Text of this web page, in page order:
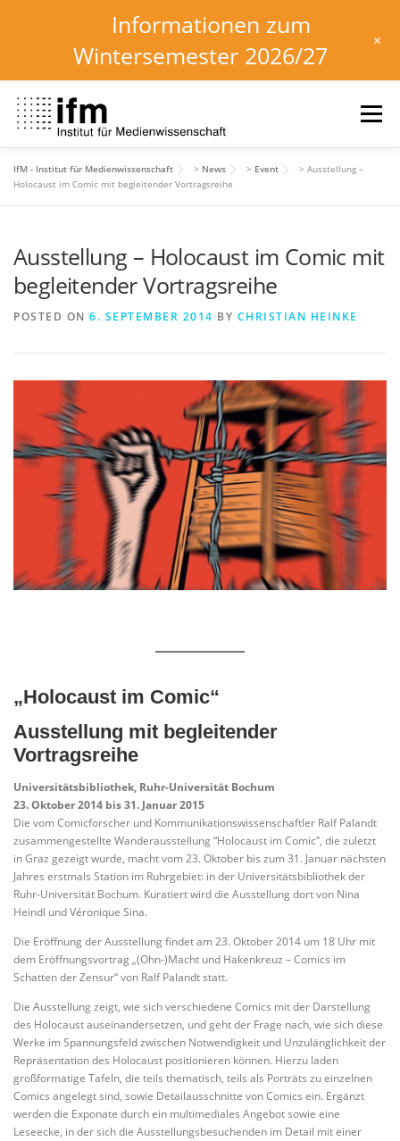
content
Menu
HOME NEWS KALENDER
INSTITUT FORSCHUNG DOWNLOADS
IfM - Institut für Medienwissenschaft > News > Event > Ausstellung –
Holocaust im Comic mit begleitender Vortragsreihe
Ausstellung – Holocaust im Comic mit
begleitender Vortragsreihe
POSTED ON 6. SEPTEMBER 2014 BY CHRISTIAN HEINKE
„Holocaust im Comic“
Ausstellung mit begleitender
Vortragsreihe
Universitätsbibliothek, Ruhr-Universität Bochum
23. Oktober 2014 bis 31. Januar 2015
Die vom Comicforscher und Kommunikationswissenschaftler Ralf Palandt
zusammengestellte Wanderausstellung “Holocaust im Comic”, die zuletzt
in Graz gezeigt wurde, macht vom 23. Oktober bis zum 31. Januar nächsten
Jahres erstmals Station im Ruhrgebiet: in der Universitätsbibliothek der
Ruhr-Universität Bochum. Kuratiert wird die Ausstellung dort von Nina
Heindl und Véronique Sina.
Die Eröffnung der Ausstellung findet am 23. Oktober 2014 um 18 Uhr mit
dem Eröffnungsvortrag „(Ohn-)Macht und Hakenkreuz – Comics im
Schatten der Zensur“ von Ralf Palandt statt.
Die Ausstellung zeigt, wie sich verschiedene Comics mit der Darstellung
des Holocaust auseinandersetzen, und geht der Frage nach, wie sich diese
Werke im Spannungsfeld zwischen Notwendigkeit und Unzulänglichkeit der
Repräsentation des Holocaust positionieren können. Hierzu laden
großformatige Tafeln, die teils thematisch, teils als Porträts zu einzelnen
Comics angelegt sind, sowie Detailausschnitte von Comics ein. Ergänzt
werden die Exponate durch ein multimediales Angebot sowie eine
Leseecke, in der sich die Ausstellungsbesuchenden im Detail mit einer
Informationen zum
Wintersemester 2026/27
+